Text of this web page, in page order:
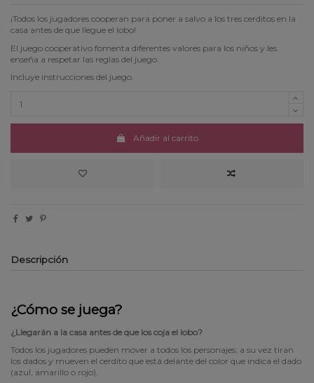
¡Todos los jugadores cooperan para poner a salvo a los tres cerditos en la
casa antes de que llegue el lobo!
El juego cooperativo fomenta diferentes valores para los niños y les
enseña a respetar las reglas del juego.
Incluye instrucciones del juego.
Añadir al carrito
Descripción
¿Cómo se juega?
¿Llegarán a la casa antes de que los coja el lobo?
Todos los jugadores pueden mover a todos los personajes; a su vez tiran
los dados y mueven el cerdito que está delante del color que indica el dado
(azul, amarillo o rojo).